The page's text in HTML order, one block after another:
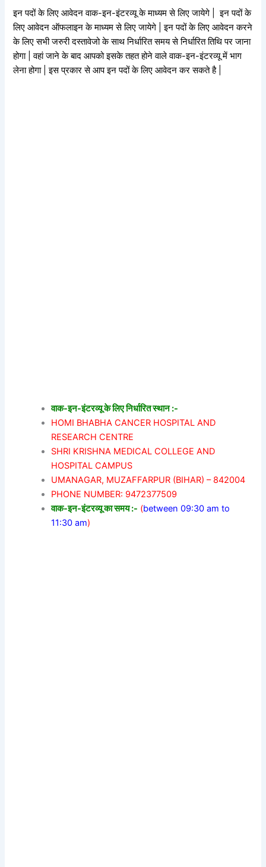
इन पदों के लिए आवेदन वाक-इन-इंटरव्यू के माध्यम से लिए जायेगे | इन पदों के
लिए आवेदन ऑफलाइन के माध्यम से लिए जायेगे | इन पदों के लिए आवेदन करने
के लिए सभी जरुरी दस्तावेजो के साथ निर्धारित समय से निर्धारित तिथि पर जाना
होगा | वहां जाने के बाद आपको इसके तहत होने वाले वाक-इन-इंटरव्यू में भाग
लेना होगा | इस प्रकार से आप इन पदों के लिए आवेदन कर सकते है |
वाक-इन-इंटरव्यू के लिए निर्धारित स्थान :-
HOMI BHABHA CANCER HOSPITAL AND
RESEARCH CENTRE
SHRI KRISHNA MEDICAL COLLEGE AND
HOSPITAL CAMPUS
UMANAGAR, MUZAFFARPUR (BIHAR) – 842004
PHONE NUMBER: 9472377509
वाक-इन-इंटरव्यू का समय :- (between 09:30 am to
11:30 am)